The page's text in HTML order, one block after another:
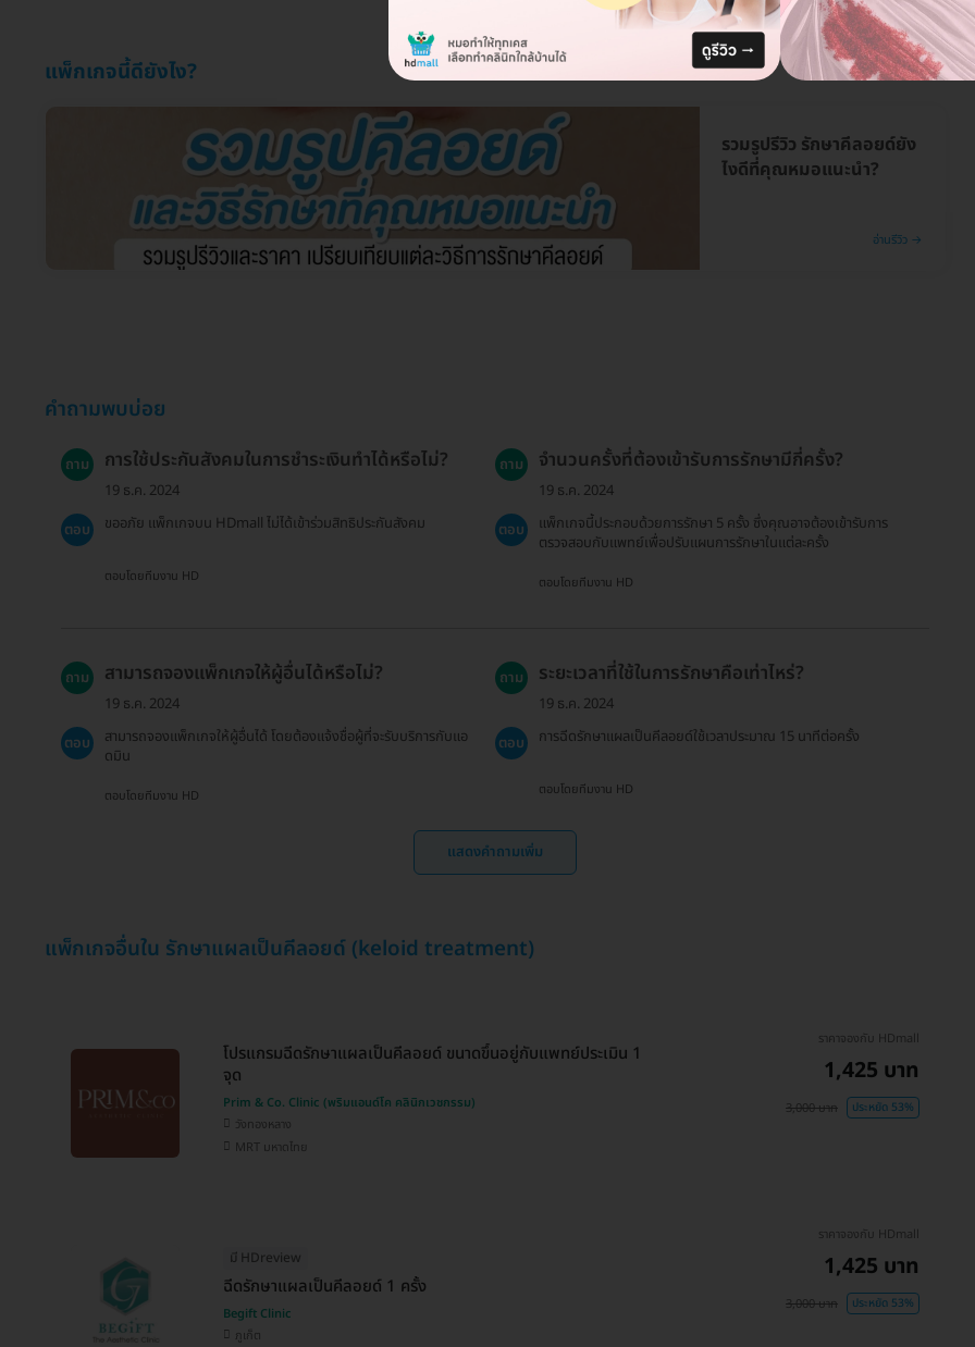
แพ็กเกจนี้ดียังไง?
รวมรูปรีวิว รักษาคีลอยด์ยัง
ไงดีที่คุณหมอแนะนำ?
อ่านรีวิว →
คำถามพบบ่อย
ถาม การใช้ประกันสังคมในการชำระเงินทำได้หรือไม่?
19 ธ.ค. 2024
ตอบ
ขออภัย แพ็กเกจบน HDmall ไม่ได้เข้าร่วมสิทธิประกันสังคม
ตอบโดยทีมงาน HD
ถาม จำนวนครั้งที่ต้องเข้ารับการรักษามีกี่ครั้ง?
19 ธ.ค. 2024
ตอบ
แพ็กเกจนี้ประกอบด้วยการรักษา 5 ครั้ง ซึ่งคุณอาจต้องเข้ารับการ
ตรวจสอบกับแพทย์เพื่อปรับแผนการรักษาในแต่ละครั้ง
ตอบโดยทีมงาน HD
ถาม สามารถจองแพ็กเกจให้ผู้อื่นได้หรือไม่?
19 ธ.ค. 2024
ตอบ
สามารถจองแพ็กเกจให้ผู้อื่นได้ โดยต้องแจ้งชื่อผู้ที่จะรับบริการกับแอ
ดมิน
ตอบโดยทีมงาน HD
ถาม ระยะเวลาที่ใช้ในการรักษาคือเท่าไหร่?
19 ธ.ค. 2024
ตอบ
การฉีดรักษาแผลเป็นคีลอยด์ใช้เวลาประมาณ 15 นาทีต่อครั้ง
ตอบโดยทีมงาน HD
แสดงคำถามเพิ่ม
แพ็กเกจอื่นใน รักษาแผลเป็นคีลอยด์ (keloid treatment)
โปรแกรมฉีดรักษาแผลเป็นคีลอยด์ ขนาดขึ้นอยู่กับแพทย์ประเมิน 1
จุด
Prim & Co. Clinic (พริมแอนด์โค คลินิกเวชกรรม)
วังทองหลาง
MRT มหาดไทย
ราคาจองกับ HDmall
1,425 บาท
3,000 บาท ประหยัด 53%
มี HDreview
ฉีดรักษาแผลเป็นคีลอยด์ 1 ครั้ง
Begift Clinic
ภูเก็ต
ราคาจองกับ HDmall
1,425 บาท
3,000 บาท ประหยัด 53%